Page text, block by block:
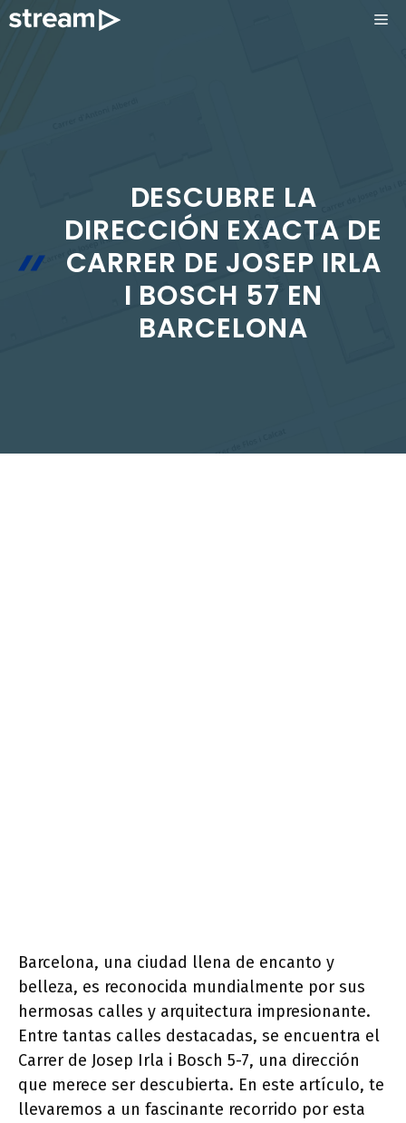
Saltar
DESCUBRE LA
DIRECCIÓN EXACTA DE
CARRER DE JOSEP IRLA
I BOSCH 57 EN
BARCELONA
Barcelona, una ciudad llena de encanto y
belleza, es reconocida mundialmente por sus
hermosas calles y arquitectura impresionante.
Entre tantas calles destacadas, se encuentra el
Carrer de Josep Irla i Bosch 5-7, una dirección
que merece ser descubierta. En este artículo, te
llevaremos a un fascinante recorrido por esta